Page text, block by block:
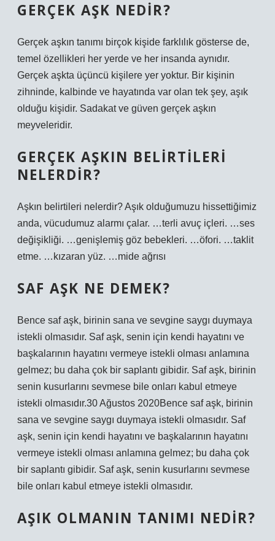
GERÇEK AŞK NEDIR?
Gerçek aşkın tanımı birçok kişide farklılık gösterse de,
temel özellikleri her yerde ve her insanda aynıdır.
Gerçek aşkta üçüncü kişilere yer yoktur. Bir kişinin
zihninde, kalbinde ve hayatında var olan tek şey, aşık
olduğu kişidir. Sadakat ve güven gerçek aşkın
meyveleridir.
GERÇEK AŞKIN BELIRTILERI
NELERDIR?
Aşkın belirtileri nelerdir? Aşık olduğumuzu hissettiğimiz
anda, vücudumuz alarmı çalar. …terli avuç içleri. …ses
değişikliği. …genişlemiş göz bebekleri. …öfori. …taklit
etme. …kızaran yüz. …mide ağrısı
SAF AŞK NE DEMEK?
Bence saf aşk, birinin sana ve sevgine saygı duymaya
istekli olmasıdır. Saf aşk, senin için kendi hayatını ve
başkalarının hayatını vermeye istekli olması anlamına
gelmez; bu daha çok bir saplantı gibidir. Saf aşk, birinin
senin kusurlarını sevmese bile onları kabul etmeye
istekli olmasıdır.30 Ağustos 2020Bence saf aşk, birinin
sana ve sevgine saygı duymaya istekli olmasıdır. Saf
aşk, senin için kendi hayatını ve başkalarının hayatını
vermeye istekli olması anlamına gelmez; bu daha çok
bir saplantı gibidir. Saf aşk, senin kusurlarını sevmese
bile onları kabul etmeye istekli olmasıdır.
AŞIK OLMANIN TANIMI NEDIR?